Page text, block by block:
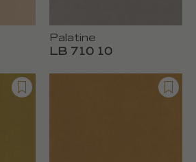
Palatine
LB 710 10